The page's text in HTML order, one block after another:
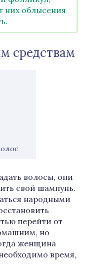
них облысения
средствам
волосы, они
свой шампунь.
народными
перейти от
но
женщина
время,